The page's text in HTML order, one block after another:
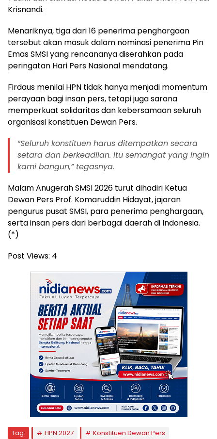
Krisnandi.
Menariknya, tiga dari 16 penerima penghargaan
tersebut akan masuk dalam nominasi penerima Pin
Emas SMSI yang rencananya diserahkan pada
peringatan Hari Pers Nasional mendatang.
Firdaus menilai HPN tidak hanya menjadi momentum
perayaan bagi insan pers, tetapi juga sarana
memperkuat solidaritas dan kebersamaan seluruh
organisasi konstituen Dewan Pers.
“Seluruh konstituen harus ditempatkan secara
setara dan berkeadilan. Itu semangat yang ingin
kami bangun,” tegasnya.
Malam Anugerah SMSI 2026 turut dihadiri Ketua
Dewan Pers Prof. Komaruddin Hidayat, jajaran
pengurus pusat SMSI, para penerima penghargaan,
serta insan pers dari berbagai daerah di Indonesia.
(*)
Post Views: 4
Tag: HPN 2027
Konstituen Dewan Pers